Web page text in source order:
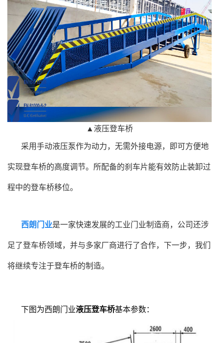
▲液压登车桥
采用手动液压泵作为动力，无需外接电源，即可方便地
实现登车桥的高度调节。所配备的刹车片能有效防止装卸过
程中的登车桥移位。
西朗门业是一家快速发展的工业门业制造商，公司还涉
足了登车桥领域，并与多家厂商进行了合作，下一步，我们
将继续专注于登车桥的制造。
下图为西朗门业液压登车桥基本参数：